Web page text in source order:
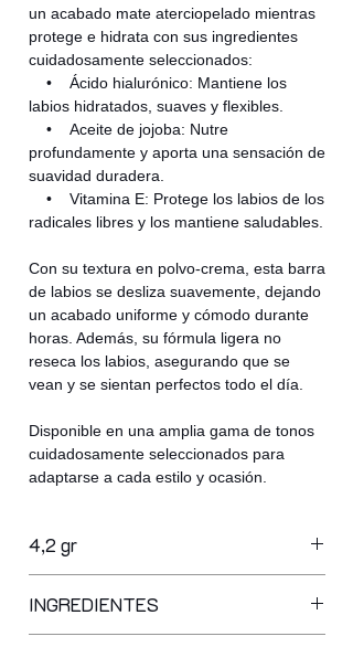
un acabado mate aterciopelado mientras
protege e hidrata con sus ingredientes
cuidadosamente seleccionados:
• Ácido hialurónico: Mantiene los
labios hidratados, suaves y flexibles.
• Aceite de jojoba: Nutre
profundamente y aporta una sensación de
suavidad duradera.
• Vitamina E: Protege los labios de los
radicales libres y los mantiene saludables.
Con su textura en polvo-crema, esta barra
de labios se desliza suavemente, dejando
un acabado uniforme y cómodo durante
horas. Además, su fórmula ligera no
reseca los labios, asegurando que se
vean y se sientan perfectos todo el día.
Disponible en una amplia gama de tonos
cuidadosamente seleccionados para
adaptarse a cada estilo y ocasión.
4,2 gr
INGREDIENTES